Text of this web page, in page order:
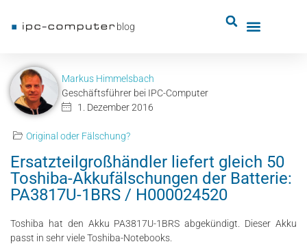
blog
Markus Himmelsbach
Geschäftsführer bei IPC-Computer
1. Dezember 2016
Original oder Fälschung?
Ersatzteilgroßhändler liefert gleich 50
Toshiba-Akkufälschungen der Batterie:
PA3817U-1BRS / H000024520
Toshiba hat den Akku PA3817U-1BRS abgekündigt. Dieser Akku
passt in sehr viele Toshiba-Notebooks.